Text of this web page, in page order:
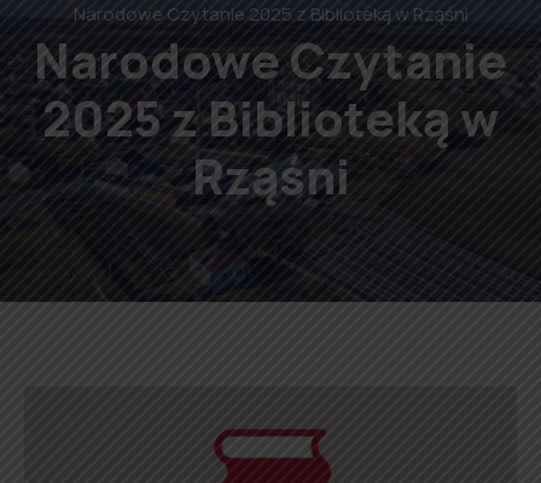
Narodowe Czytanie 2025 z Biblioteką w Rząśni
Narodowe Czytanie
2025 z Biblioteką w
Rząśni